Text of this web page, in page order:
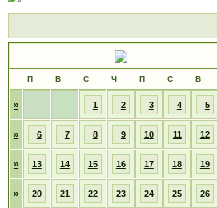
П В С Ч П С В
» 1 2 3 4 5
» 6 7 8 9 10 11 12
» 13 14 15 16 17 18 19
» 20 21 22 23 24 25 26